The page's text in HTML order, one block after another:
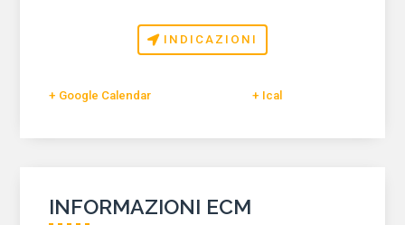
INDICAZIONI
+ Google Calendar + Ical
INFORMAZIONI ECM